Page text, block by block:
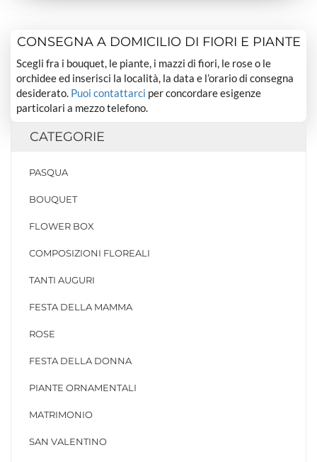
CONSEGNA A DOMICILIO DI FIORI E PIANTE
Scegli fra i bouquet, le piante, i mazzi di fiori, le rose o le
orchidee ed inserisci la località, la data e l’orario di consegna
desiderato. Puoi contattarci per concordare esigenze
particolari a mezzo telefono.
CATEGORIE
PASQUA
BOUQUET
FLOWER BOX
COMPOSIZIONI FLOREALI
TANTI AUGURI
FESTA DELLA MAMMA
ROSE
FESTA DELLA DONNA
PIANTE ORNAMENTALI
MATRIMONIO
SAN VALENTINO